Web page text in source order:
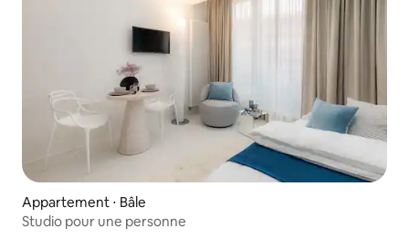
Appartement ⋅ Bâle
Studio pour une personne